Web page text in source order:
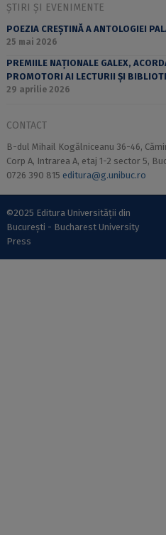
ȘTIRI ȘI EVENIMENTE
POEZIA CREȘTINĂ A ANTOLOGIEI
25 mai 2026
PREMIILE NAȚIONALE GALEX,
PROMOTORI AI LECTURII ȘI
29 aprilie 2026
CONTACT
B-dul Mihail Kogălniceanu 36-46,
Corp A, Intrarea A, etaj 1-2 sector 5,
0726 390 815 editura@g.unibuc.ro
©2025 Editura Universității din
București - Bucharest University
Press